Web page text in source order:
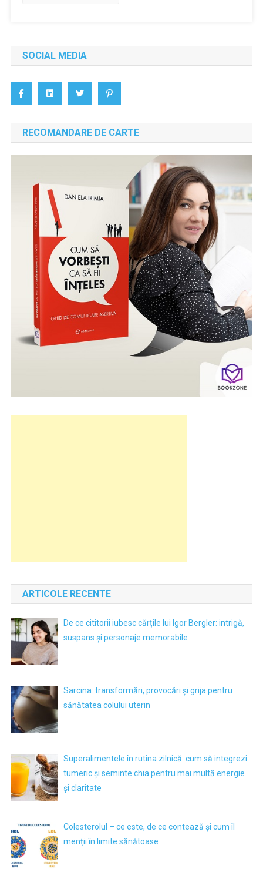
SOCIAL MEDIA
RECOMANDARE DE CARTE
ARTICOLE RECENTE
De ce cititorii iubesc cărțile lui Igor Bergler: intrigă,
suspans și personaje memorabile
Sarcina: transformări, provocări și grija pentru
sănătatea colului uterin
Superalimentele în rutina zilnică: cum să integrezi
tumeric și seminte chia pentru mai multă energie
și claritate
Colesterolul – ce este, de ce contează și cum îl
menții în limite sănătoase